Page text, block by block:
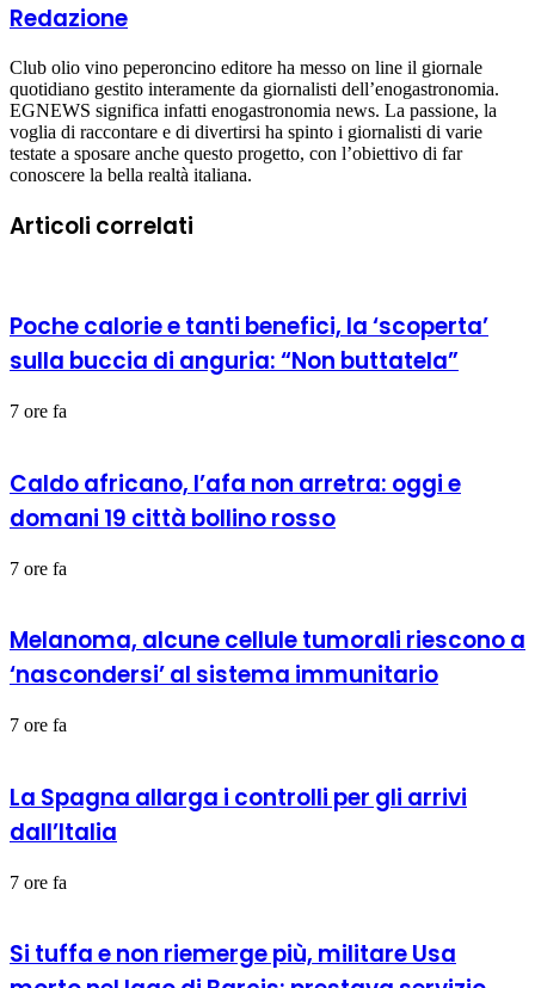
Redazione
Club olio vino peperoncino editore ha messo on line il giornale
quotidiano gestito interamente da giornalisti dell’enogastronomia.
EGNEWS significa infatti enogastronomia news. La passione, la
voglia di raccontare e di divertirsi ha spinto i giornalisti di varie
testate a sposare anche questo progetto, con l’obiettivo di far
conoscere la bella realtà italiana.
Articoli correlati
Poche calorie e tanti benefici, la ‘scoperta’
sulla buccia di anguria: “Non buttatela”
7 ore fa
Caldo africano, l’afa non arretra: oggi e
domani 19 città bollino rosso
7 ore fa
Melanoma, alcune cellule tumorali riescono a
‘nascondersi’ al sistema immunitario
7 ore fa
La Spagna allarga i controlli per gli arrivi
dall’Italia
7 ore fa
Si tuffa e non riemerge più, militare Usa